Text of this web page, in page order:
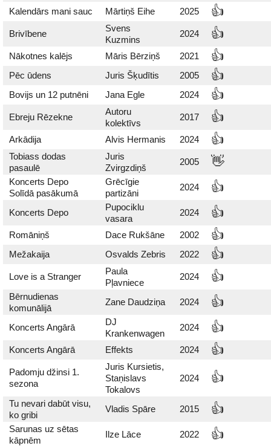
Kalendārs mani sauc Mārtiņš Eihe 2025 👍
Brivībene
Svens
Kuzmins
2024 👍
Nākotnes kalējs Māris Bērziņš 2021 👍
Pēc ūdens Juris Šķudītis 2005 👍
Bovijs un 12 putnēni Jana Egle 2024 👍
Ebreju Rēzekne
Autoru
kolektīvs
2017 👍
Arkādija Alvis Hermanis 2024 👍
Tobiass dodas
pasaulē
Juris
Zvirgzdiņš
2005 👋
Koncerts Depo
Solīdā pasākumā
Grēcīgie
partizāni
2024 👍
Koncerts Depo
Pupociklu
vasara
2024 👍
Romāniņš Dace Rukšāne 2002 👍
Mežakaija Osvalds Zebris 2022 👍
Love is a Stranger
Paula
Pļavniece
2024 👍
Bērnudienas
komunālijā
Zane Daudziņa 2024 👍
Koncerts Angārā
DJ
Krankenwagen
2024 👍
Koncerts Angārā Effekts 2024 👍
Padomju džinsi 1.
sezona
Juris Kursietis,
Staņislavs
Tokalovs
2024 👍
Tu nevari dabūt visu,
ko gribi
Vladis Spāre 2015 👍
Sarunas uz sētas
kāpnēm
Ilze Lāce 2022 👍